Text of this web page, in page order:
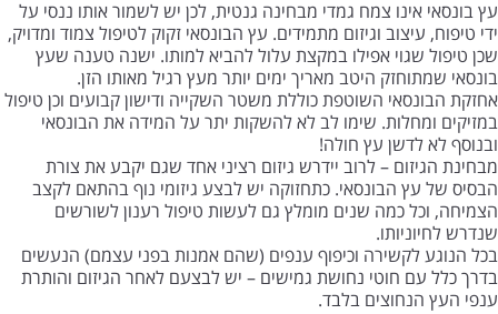
עץ בונסאי אינו צמח גמדי מבחינה גנטית, לכן יש לשמור אותו ננסי על
ידי טיפוח, עיצוב וגיזום מתמידים. עץ הבונסאי זקוק לטיפול צמוד ומדויק,
שכן טיפול שגוי אפילו במקצת עלול להביא למותו. ישנה טענה שעץ
בונסאי שמתוחזק היטב מאריך ימים יותר מעץ רגיל מאותו הזן.
אחזקת הבונסאי השוטפת כוללת משטר השקייה ודישון קבועים וכן טיפול
במזיקים ומחלות. שימו לב לא להשקות יתר על המידה את הבונסאי
ובנוסף לא לדשן עץ חולה!
מבחינת הגיזום – לרוב יידרש גיזום רציני אחד שגם יקבע את צורת
הבסיס של עץ הבונסאי. כתחזוקה יש לבצע גיזומי נוף בהתאם לקצב
הצמיחה, וכל כמה שנים מומלץ גם לעשות טיפול רענון לשורשים
שנדרש לחיוניותו.
בכל הנוגע לקשירה וכיפוף ענפים (שהם אמנות בפני עצמם) הנעשים
בדרך כלל עם חוטי נחושת גמישים – יש לבצעם לאחר הגיזום והותרת
ענפי העץ הנחוצים בלבד.